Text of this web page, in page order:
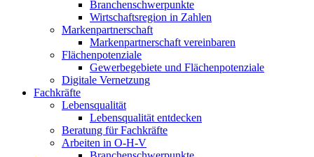
Branchenschwerpunkte
Wirtschaftsregion in Zahlen
Markenpartnerschaft
Markenpartnerschaft vereinbaren
Flächenpotenziale
Gewerbegebiete und Flächenpotenziale
Digitale Vernetzung
Fachkräfte
Lebensqualität
Lebensqualität entdecken
Beratung für Fachkräfte
Arbeiten in O-H-V